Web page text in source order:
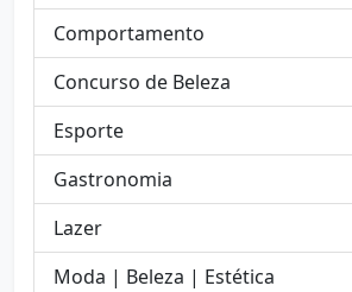
Comportamento
Concurso de Beleza
Esporte
Gastronomia
Lazer
Moda | Beleza | Estética